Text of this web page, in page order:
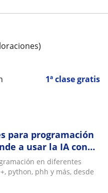
1ª clase gratis
para programación
a usar la IA con
en diferentes
python, phh y más, desde